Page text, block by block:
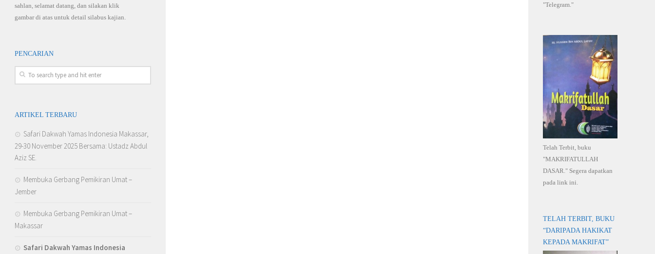
sahlan, selamat datang, dan silakan klik
gambar di atas untuk detail silabus kajian.
PENCARIAN
ARTIKEL TERBARU
Safari Dakwah Yamas Indonesia Makassar,
29-30 November 2025 Bersama: Ustadz Abdul
Aziz SE.
Membuka Gerbang Pemikiran Umat –
Jember
Membuka Gerbang Pemikiran Umat –
Makassar
Safari Dakwah Yamas Indonesia
"Telegram."
Telah Terbit, buku
"MAKRIFATULLAH
DASAR." Segera dapatkan
pada link ini.
TELAH TERBIT, BUKU
“DARIPADA HAKIKAT
KEPADA MAKRIFAT”